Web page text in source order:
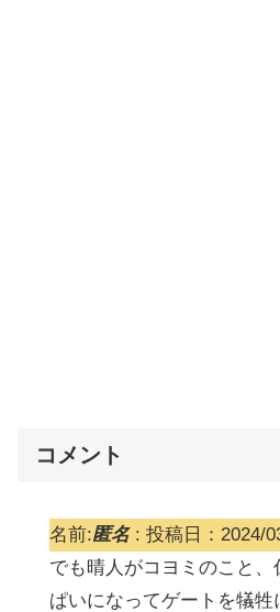
コメント
名前:匿名: 投稿日：2024/
でも晴人がコヨミのこと
ぱいになってゲートを犠